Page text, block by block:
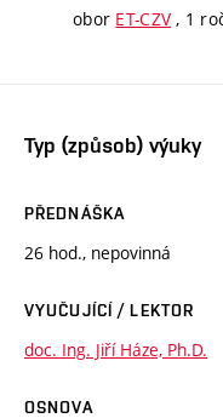
obor ET-CZV , 1
Typ (způsob) výuky
PŘEDNÁŠKA
26 hod., nepovinná
VYUČUJÍCÍ / LEKTOR
doc. Ing. Jiří Háze, Ph.D.
OSNOVA